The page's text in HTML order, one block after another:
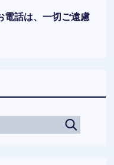
電話は、一切ご遠慮